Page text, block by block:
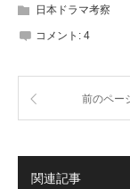
日本ドラマ考察
コメント: 4
前のペー
関連記事